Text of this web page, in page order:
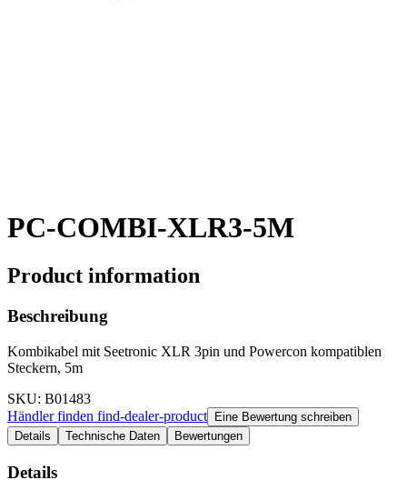
PC-COMBI-XLR3-5M
Product information
Beschreibung
Kombikabel mit Seetronic XLR 3pin und Powercon kompatiblen
Steckern, 5m
SKU: B01483
Händler finden find-dealer-product
Eine Bewertung schreiben
Details
Technische Daten Bewertungen
Details